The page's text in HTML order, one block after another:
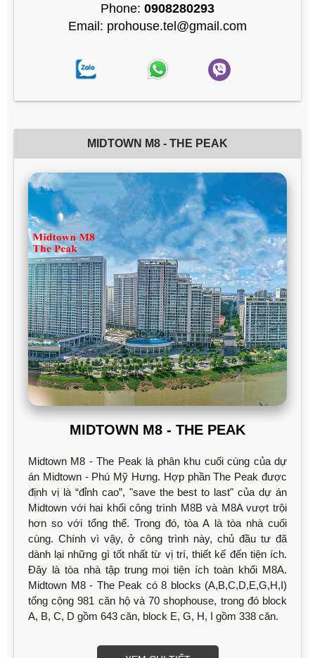
Phone: 0908280293
Email: prohouse.tel@gmail.com
MIDTOWN M8 - THE PEAK
MIDTOWN M8 - THE PEAK
Midtown M8 - The Peak là phân khu cuối cùng của dự
án Midtown - Phú Mỹ Hưng. Hợp phần The Peak được
định vị là “đỉnh cao”, "save the best to last" của dự án
Midtown với hai khối công trình M8B và M8A vượt trội
hơn so với tổng thể. Trong đó, tòa A là tòa nhà cuối
cùng. Chính vì vậy, ở công trình này, chủ đầu tư đã
dành lại những gì tốt nhất từ vị trí, thiết kế đến tiện ích.
Đây là tòa nhà tập trung mọi tiện ích toàn khối M8A.
Midtown M8 - The Peak có 8 blocks (A,B,C,D,E,G,H,I)
tổng cộng 981 căn hộ và 70 shophouse, trong đó block
A, B, C, D gồm 643 căn, block E, G, H, I gồm 338 căn.